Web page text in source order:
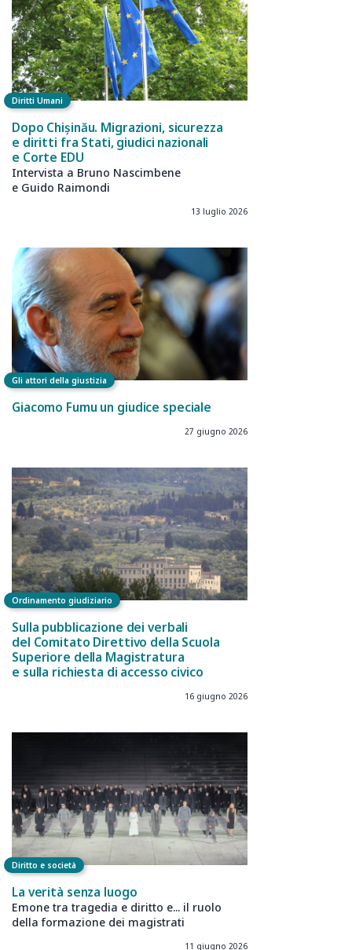
Diritti Umani
Dopo Chișinău. Migrazioni, sicurezza
e diritti fra Stati, giudici nazionali
e Corte EDU
Intervista a Bruno Nascimbene
e Guido Raimondi
13 luglio 2026
Gli attori della giustizia
Giacomo Fumu un giudice speciale
27 giugno 2026
Ordinamento giudiziario
Sulla pubblicazione dei verbali
del Comitato Direttivo della Scuola
Superiore della Magistratura
e sulla richiesta di accesso civico
16 giugno 2026
Diritto e società
La verità senza luogo
Emone tra tragedia e diritto e... il ruolo
della formazione dei magistrati
11 giugno 2026